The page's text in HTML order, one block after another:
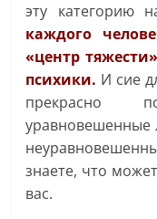
эту категорию
каждого
«центр
психики. И сие
прекрасно
уравновешенные
знаете, что
вас.